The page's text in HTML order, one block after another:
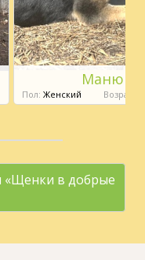
Манюня
Пол: Женский Возраст:
«Щенки в добрые